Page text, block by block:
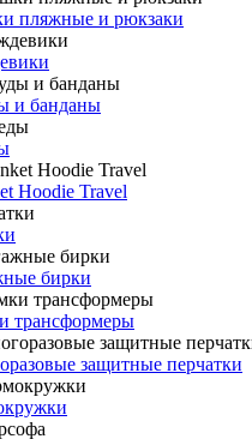
пляжные и рюкзаки
и банданы
Hoodie Travel
бирки
трансформеры
защитные перчатки